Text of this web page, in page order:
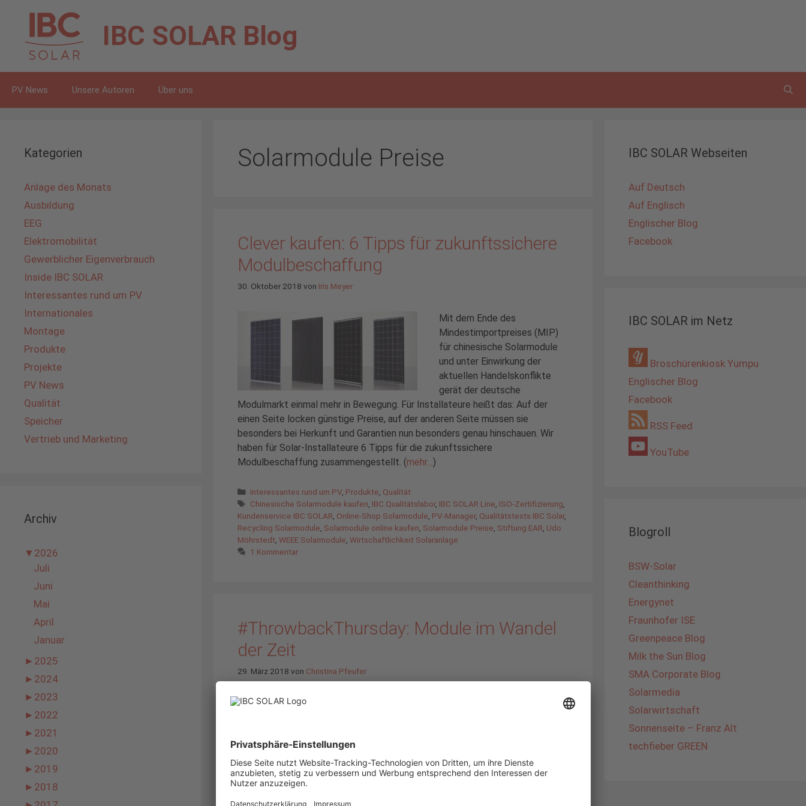
springen
IBC SOLAR Blog
PV News Unsere Autoren Über uns
Solarmodule Preise
Clever kaufen: 6 Tipps für zukunftssichere
Modulbeschaffung
30. Oktober 2018 von Iris Meyer
Mit dem Ende des
Mindestimportpreises (MIP)
für chinesische Solarmodule
und unter Einwirkung der
aktuellen Handelskonflikte
gerät der deutsche
Modulmarkt einmal mehr in Bewegung. Für Installateure heißt das: Auf der
einen Seite locken günstige Preise, auf der anderen Seite müssen sie
besonders bei Herkunft und Garantien nun besonders genau hinschauen. Wir
haben für Solar-Installateure 6 Tipps für die zukunftssichere
Modulbeschaffung zusammengestellt. (mehr… )
Kategorien
Interessantes rund um PV Produkte Qualität
Schlagwörter
Chinesische Solarmodule kaufen IBC Qualitätslabor, IBC SOLAR Line ISO-Zertifizierung
Kundenservice IBC SOLAR Online-Shop Solarmodule PV-Manager, Qualitätstests IBC Solar,
Recycling Solarmodule Solarmodule online kaufen Solarmodule Preise Stiftung EAR Udo
Möhrstedt WEEE Solarmodule Wirtschaftlichkeit Solaranlage
1 Kommentar
#ThrowbackThursday: Module im Wandel
der Zeit
29. März 2018 von Christina Pfeufer
Preis und bei der Optik. Wir
schauen uns die Unterschiede
Kategorien
Anlage des Monats
Ausbildung
EEG
Elektromobilität
Gewerblicher Eigenverbrauch
Inside IBC SOLAR
Interessantes rund um PV
Internationales
Montage
Produkte
Projekte
PV News
Qualität
Speicher
Vertrieb und Marketing
Archiv
▼ 2026
Juli
Juni
Mai
April
Januar
► 2025
► 2024
► 2023
► 2022
► 2021
► 2020
► 2019
► 2018
IBC SOLAR Webseiten
Auf Deutsch
Auf Englisch
Englischer Blog
Facebook
IBC SOLAR im Netz
Broschürenkiosk Yumpu
Englischer Blog
Facebook
RSS Feed
YouTube
Blogroll
BSW-Solar
Cleanthinking
Energynet
Fraunhofer ISE
Greenpeace Blog
Milk the Sun Blog
SMA Corporate Blog
Solarmedia
Solarwirtschaft
Sonnenseite – Franz Alt
techfieber GREEN